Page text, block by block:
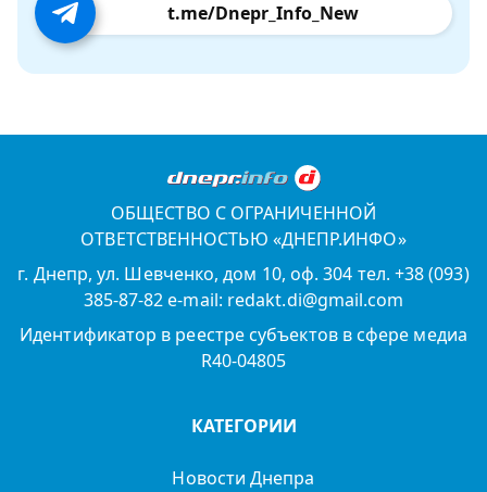
t.me/Dnepr_Info_New
ОБЩЕСТВО С ОГРАНИЧЕННОЙ
ОТВЕТСТВЕННОСТЬЮ «ДНЕПР.ИНФО»
г. Днепр, ул. Шевченко, дом 10, оф. 304 тел. +38 (093)
385-87-82 e-mail: redakt.di@gmail.com
Идентификатор в реестре субъектов в сфере медиа
R40-04805
КАТЕГОРИИ
Новости Днепра